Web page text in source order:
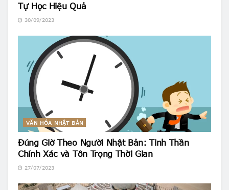
Tự Học Hiệu Quả
30/09/2023
VĂN HÓA NHẬT BẢN
Đúng Giờ Theo Người Nhật Bản: Tinh Thần
Chính Xác và Tôn Trọng Thời Gian
27/07/2023